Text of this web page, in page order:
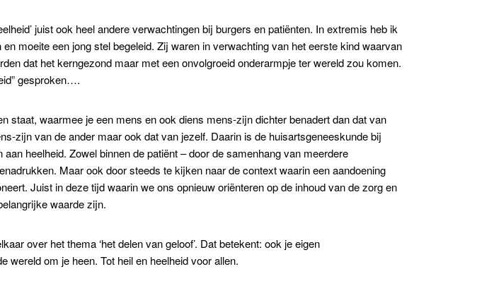
juist ook heel andere verwachtingen bij burgers en patiënten. In extremis heb ik
moeite een jong stel begeleid. Zij waren in verwachting van het eerste kind waarvan
dat het kerngezond maar met een onvolgroeid onderarmpje ter wereld zou komen.
gesproken….
staat, waarmee je een mens en ook diens mens-zijn dichter benadert dan dat van
zijn van de ander maar ook dat van jezelf. Daarin is de huisartsgeneeskunde bij
heelheid. Zowel binnen de patiënt – door de samenhang van meerdere
Maar ook door steeds te kijken naar de context waarin een aandoening
Juist in deze tijd waarin we ons opnieuw oriënteren op de inhoud van de zorg en
waarde zijn.
over het thema ‘het delen van geloof’. Dat betekent: ook je eigen
wereld om je heen. Tot heil en heelheid voor allen.